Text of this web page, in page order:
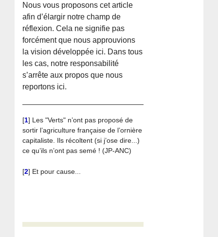
Nous vous proposons cet article
afin d’élargir notre champ de
réflexion. Cela ne signifie pas
forcément que nous approuvions
la vision développée ici. Dans tous
les cas, notre responsabilité
s’arrête aux propos que nous
reportons ici.
[1] Les "Verts" n’ont pas proposé de
sortir l’agriculture française de l’ornière
capitaliste. Ils récoltent (si j’ose dire...)
ce qu’ils n’ont pas semé ! (JP-ANC)
[2] Et pour cause...